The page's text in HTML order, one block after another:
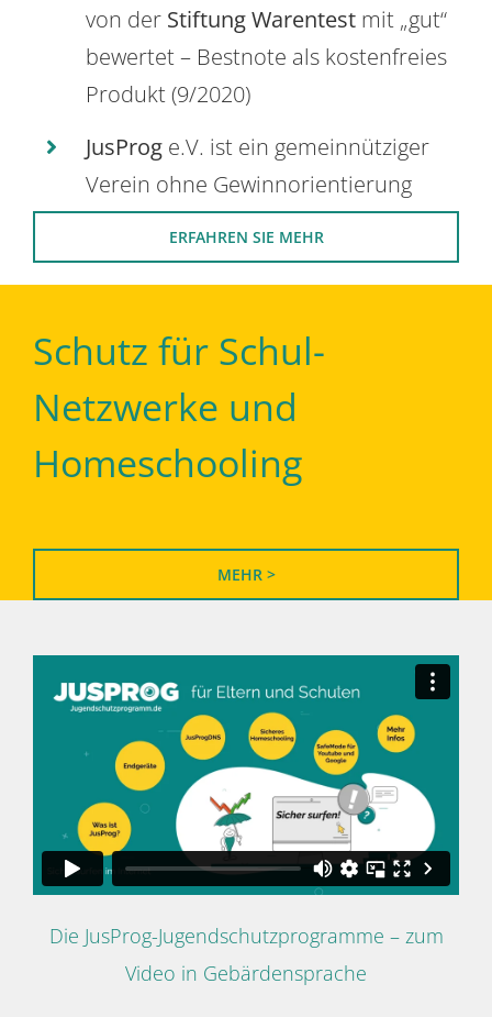
von der Stiftung Warentest mit „gut“
bewertet – Bestnote als kostenfreies
Produkt (9/2020)
JusProg e.V. ist ein gemeinnütziger
Verein ohne Gewinnorientierung
ERFAHREN SIE MEHR
Schutz für Schul-
Netzwerke und
Homeschooling
MEHR >
Die JusProg-Jugendschutzprogramme – zum
Video in Gebärdensprache